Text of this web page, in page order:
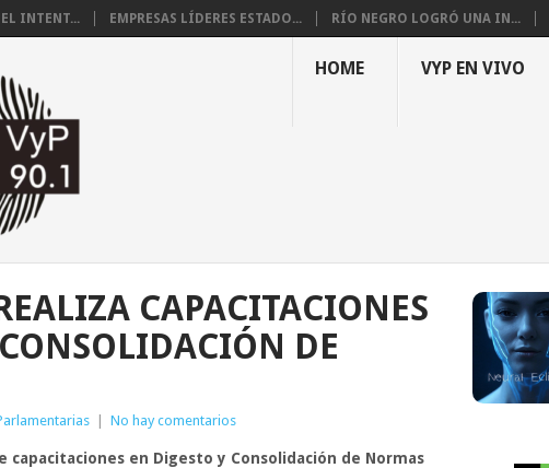
EL INTENT... EMPRESAS LÍDERES ESTADO... RÍO NEGRO LOGRÓ UNA IN...
HOME VYP EN VIVO
CAPACITACIONES
DE
No hay comentarios
capacitaciones en Digesto y Consolidación de Normas